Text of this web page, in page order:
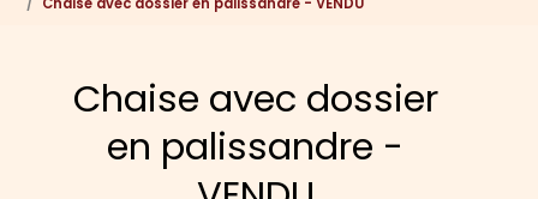
Chaise avec dossier
en palissandre -